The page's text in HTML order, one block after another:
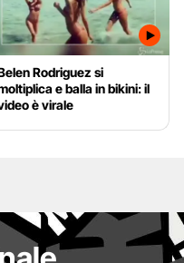
Rodriguez si
e balla in bikini: il
è virale